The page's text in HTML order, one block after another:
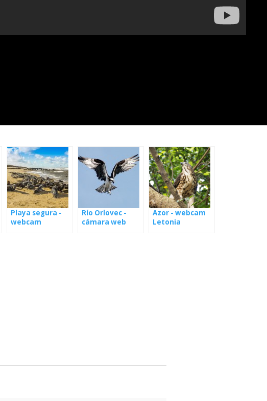
Playa segura -
webcam
Río Orlovec -
cámara web
Azor - webcam
Letonia
las cámaras.
Odeslat